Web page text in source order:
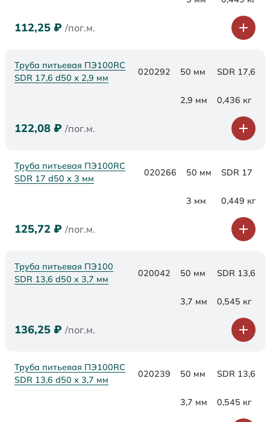
112,25 ₽ /пог.м.
Труба питьевая ПЭ100RC
SDR 17,6 d50 х 2,9 мм
020292 50 мм SDR 17,6
2,9 мм 0,436 кг
122,08 ₽ /пог.м.
Труба питьевая ПЭ100RC
SDR 17 d50 х 3 мм
020266 50 мм SDR 17
3 мм 0,449 кг
125,72 ₽ /пог.м.
Труба питьевая ПЭ100
SDR 13,6 d50 х 3,7 мм
020042 50 мм SDR 13,6
3,7 мм 0,545 кг
136,25 ₽ /пог.м.
Труба питьевая ПЭ100RC
SDR 13,6 d50 х 3,7 мм
020239 50 мм SDR 13,6
3,7 мм 0,545 кг